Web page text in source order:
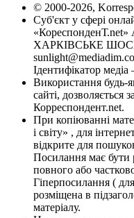
© 2000-2026,
Суб'єкт у сфері
«КореспонденТ.net»
ХАРКІВСЬКЕ ШОСЕ,
Ідентифікатор
Використання будь-
сайті, дозволяється
Корреспондент.net.
При копіюванні
і світу» , для
відкрите для
Посилання має бути
повного або
Гіперпосилання (
розміщена в
матеріалу.